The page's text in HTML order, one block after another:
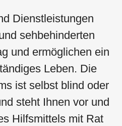
Dienstleistungen
sehbehinderten
und ermöglichen ein
Leben. Die
ist selbst blind oder
steht Ihnen vor und
Hilfsmittels mit Rat